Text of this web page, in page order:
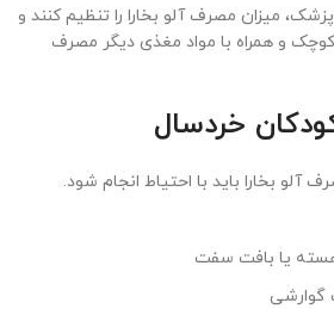
میزان مصرف آلو بخارا را تنظیم کنند و
و همراه با مواد مغذی دیگر مصرف
خردسال
آلو بخارا باید با احتیاط انجام شود.
یا بافت سفت
گوارشی